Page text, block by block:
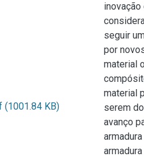
(1001.84 KB)
seguir
por
material
material
serem
avanço